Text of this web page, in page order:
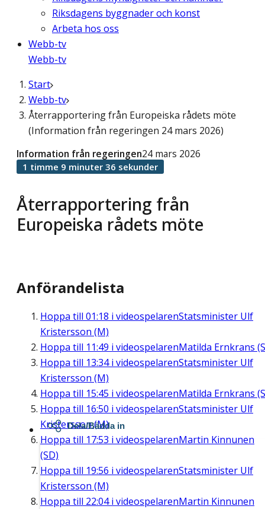
Riksdagens byggnader och konst
Arbeta hos oss
Webb-tv
Webb-tv
Start
Webb-tv
Återrapportering från Europeiska rådets möte
(Information från regeringen 24 mars 2026)
Återrapportering från
Europeiska rådets möte
Information från regeringen24 mars 2026
1 timme 9 minuter 36 sekunder
Anförandelista
Hoppa till 01:18 i videospelarenStatsminister Ulf
Kristersson (M)
Hoppa till 11:49 i videospelarenMatilda Ernkrans
Hoppa till 13:34i videospelarenStatsminister Ulf
Kristersson (M)
Hoppa till 15:45 i videospelarenMatilda Ernkrans
Hoppa till 16:50 i videospelarenStatsminister Ulf
Kristersson (M)
Hoppa till 17:53 i videospelarenMartin Kinnunen
(SD)
Hoppa till 19:56 i videospelarenStatsminister Ulf
Kristersson (M)
Hoppa till 22:04i videospelarenMartin Kinnunen
Dela/Bädda in